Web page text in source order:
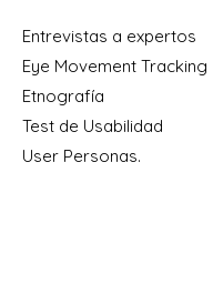
Entrevistas a expertos
Eye Movement Tracking
Etnografía
Test de Usabilidad
User Personas.